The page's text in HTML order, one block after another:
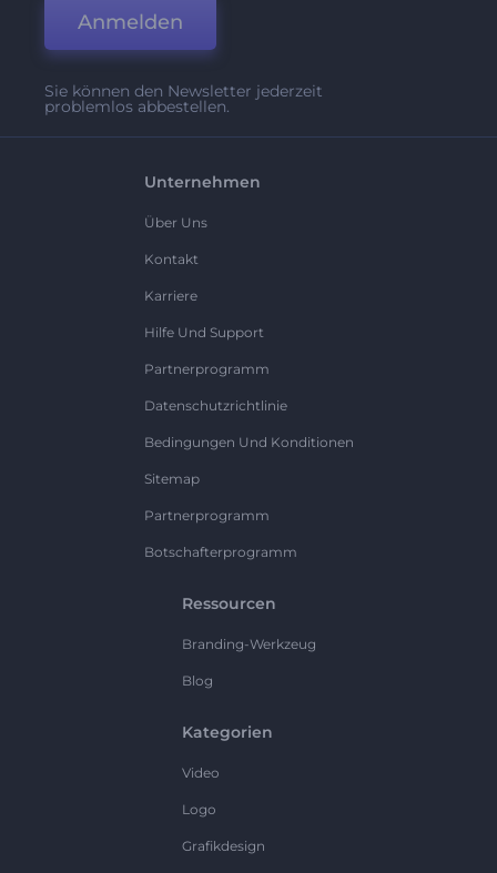
Anmelden
Sie können den Newsletter jederzeit
problemlos abbestellen.
Unternehmen
Über Uns
Kontakt
Karriere
Hilfe Und Support
Partnerprogramm
Datenschutzrichtlinie
Bedingungen Und Konditionen
Sitemap
Partnerprogramm
Botschafterprogramm
Ressourcen
Branding-Werkzeug
Blog
Kategorien
Video
Logo
Grafikdesign